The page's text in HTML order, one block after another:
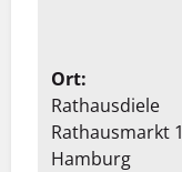
Ort:
Rathausdiele
Rathausmarkt 1
Hamburg